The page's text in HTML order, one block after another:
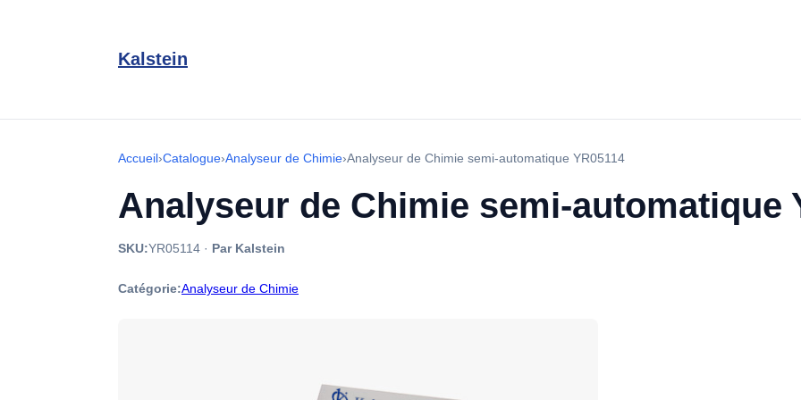
Kalstein
Accueil›Catalogue›Analyseur de Chimie›Analyseur de Chimie semi-automatique YR05114
Analyseur de Chimie semi-automatique
SKU:YR05114 · Par Kalstein
Catégorie:Analyseur de Chimie